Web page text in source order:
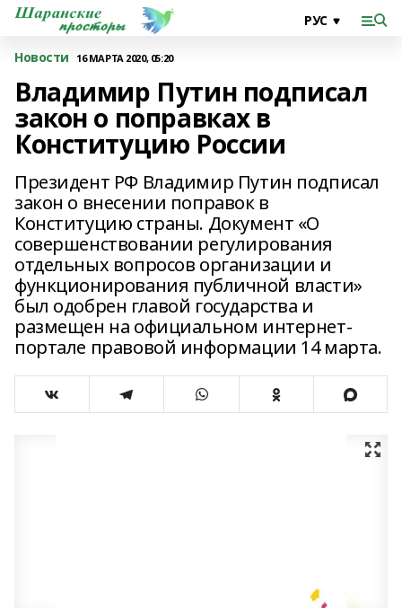
Новости 16 МАРТА 2020, 05:20
Владимир Путин подписал
закон о поправках в
Конституцию России
Президент РФ Владимир Путин подписал
закон о внесении поправок в
Конституцию страны. Документ «О
совершенствовании регулирования
отдельных вопросов организации и
функционирования публичной власти»
был одобрен главой государства и
размещен на официальном интернет-
портале правовой информации 14 марта.